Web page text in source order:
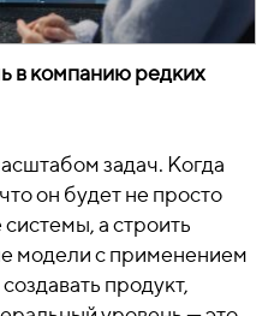
в компанию редких
задач. Когда
он будет не просто
а строить
модели с применением
продукт,